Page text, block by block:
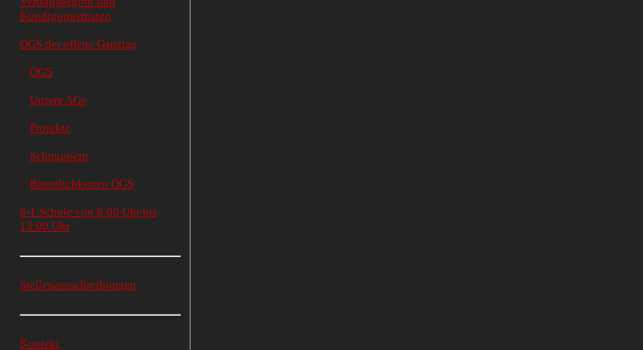
Kündigungsfristen
OGS der offene Ganztag
OGS
Unsere AGs
Projekte
Schnuppern
Räumlichkeiten OGS
8-1 Schule von 8:00 Uhr bis
13:00 Uhr
Stellenausschreibungen
Kontakt